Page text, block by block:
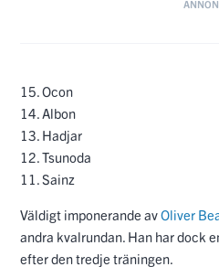
12. Tsunoda
11. Sainz
Väldigt imponerande av
andra kvalrundan. Han har dock en
efter den tredje träningen.
Resultat i den tredje kvalrundan:
10. Gasly